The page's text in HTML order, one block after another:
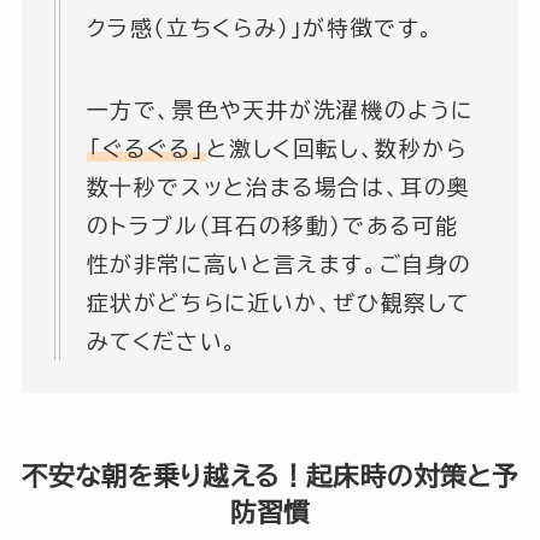
クラ感（立ちくらみ）」が特徴です。
一方で、景色や天井が洗濯機のように
「ぐるぐる」 と激しく回転し、数秒から
数十秒でスッと治まる場合は、耳の奥
のトラブル（耳石の移動）である可能
性が非常に高いと言えます。ご自身の
症状がどちらに近いか、ぜひ観察して
みてください。
不安な朝を乗り越える！起床時の対策と予
防習慣